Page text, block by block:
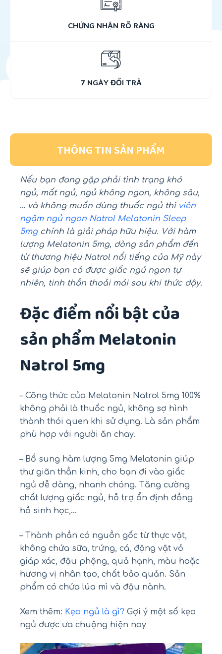
CHỨNG NHẬN RÕ RÀNG
7 NGÀY ĐỔI TRẢ
THÔNG TIN SẢN PHẨM
Nếu bạn đang gặp phải tình trạng khó
ngủ, mất ngủ, ngủ không ngon, không sâu,
… và không muốn dùng thuốc ngủ thì viên
ngậm ngủ ngon Natrol Melatonin Sleep
5mg chính là giải pháp hữu hiệu. Với hàm
lượng Melatonin 5mg, dòng sản phẩm đến
từ thương hiệu Natrol nổi tiếng của Mỹ này
sẽ giúp bạn có được giấc ngủ ngon tự
nhiên, tinh thần thoải mái sau khi thức dậy.
Đặc điểm nổi bật của
sản phẩm Melatonin
Natrol 5mg
– Công thức của Melatonin Natrol 5mg 100%
không phải là thuốc ngủ, không sợ hình
thành thói quen khi sử dụng. Là sản phẩm
phù hợp với người ăn chay.
– Bổ sung hàm lượng 5mg Melatonin giúp
thư giãn thần kinh, cho bạn đi vào giấc
ngủ dễ dàng, nhanh chóng. Tăng cường
chất lượng giấc ngủ, hỗ trợ ổn định đồng
hồ sinh học,…
– Thành phần có nguồn gốc từ thực vật,
không chứa sữa, trứng, cá, động vật vỏ
giáp xác, đậu phộng, quả hạnh, màu hoặc
hương vị nhân tạo, chất bảo quản. Sản
phẩm có chứa lúa mì và đậu nành.
Xem thêm: Kẹo ngủ là gì? Gợi ý một số kẹo
ngủ được ưa chuộng hiện nay